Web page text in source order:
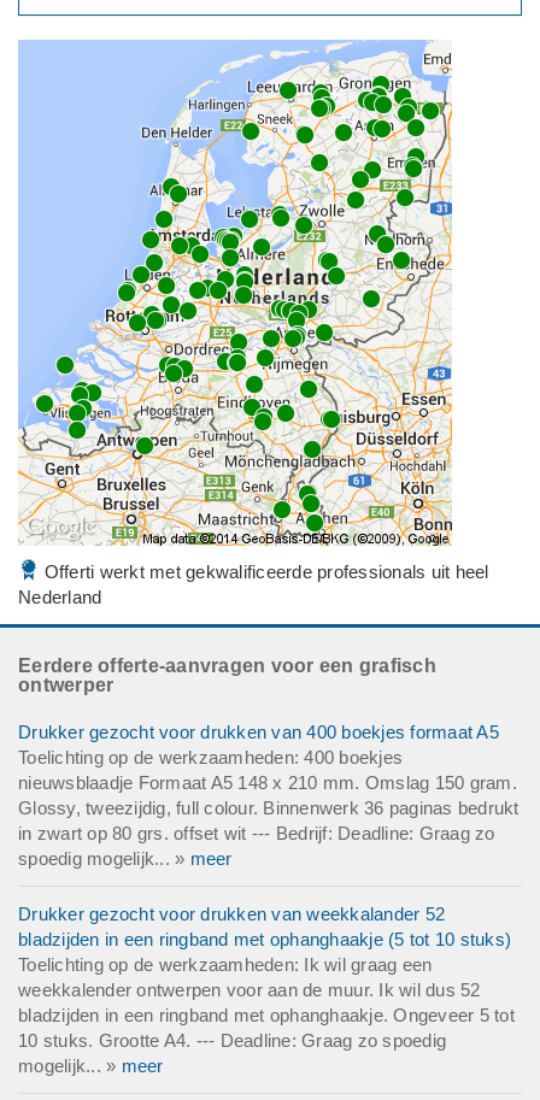
Offerti werkt met gekwalificeerde professionals uit heel
Nederland
Eerdere offerte-aanvragen voor een grafisch
ontwerper
Drukker gezocht voor drukken van 400 boekjes formaat A5
Toelichting op de werkzaamheden: 400 boekjes
nieuwsblaadje Formaat A5 148 x 210 mm. Omslag 150 gram.
Glossy, tweezijdig, full colour. Binnenwerk 36 paginas bedrukt
in zwart op 80 grs. offset wit --- Bedrijf: Deadline: Graag zo
spoedig mogelijk... » meer
Drukker gezocht voor drukken van weekkalander 52
bladzijden in een ringband met ophanghaakje (5 tot 10 stuks)
Toelichting op de werkzaamheden: Ik wil graag een
weekkalender ontwerpen voor aan de muur. Ik wil dus 52
bladzijden in een ringband met ophanghaakje. Ongeveer 5 tot
10 stuks. Grootte A4. --- Deadline: Graag zo spoedig
mogelijk... » meer